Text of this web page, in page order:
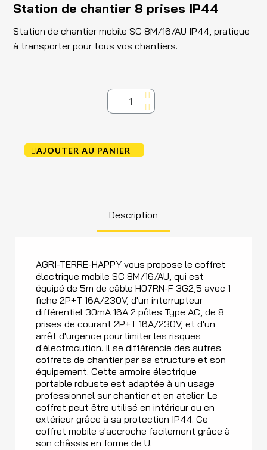
Station de chantier 8 prises IP44
Station de chantier mobile SC 8M/16/AU IP44, pratique
à transporter pour tous vos chantiers.
AJOUTER AU PANIER
Description
AGRI-TERRE-HAPPY vous propose le coffret
électrique mobile SC 8M/16/AU, qui est
équipé de 5m de câble H07RN-F 3G2,5 avec 1
fiche 2P+T 16A/230V, d'un interrupteur
différentiel 30mA 16A 2 pôles Type AC, de 8
prises de courant 2P+T 16A/230V, et d'un
arrêt d'urgence pour limiter les risques
d'électrocution. Il se différencie des autres
coffrets de chantier par sa structure et son
équipement. Cette armoire électrique
portable robuste est adaptée à un usage
professionnel sur chantier et en atelier. Le
coffret peut être utilisé en intérieur ou en
extérieur grâce à sa protection IP44. Ce
coffret mobile s'accroche facilement grâce à
son châssis en forme de U.